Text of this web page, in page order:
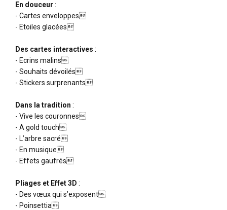
En douceur :
- Cartes enveloppes
- Etoiles glacées
Des cartes interactives :
- Ecrins malins
- Souhaits dévoilés
- Stickers surprenants
Dans la tradition :
- Vive les couronnes
- A gold touch
- L’arbre sacré
- En musique
- Effets gaufrés
Pliages et Effet 3D :
- Des vœux qui s’exposent
- Poinsettia